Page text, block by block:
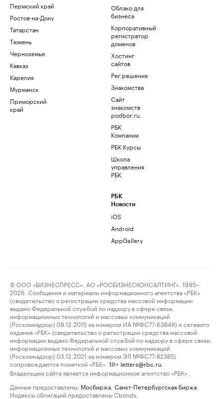
Пермский край
Ростов-на-Дону
Татарстан
Тюмень
Черноземье
Кавказ
Карелия
Мурманск
Приморский
край
Облако для
бизнеса
Корпоративный
регистратор
доменов
Хостинг
сайтов
Рег.решения
Знакомства
Сайт
знакомств
podbor.ru
РБК
Компании
РБК Курсы
Школа
управления
РБК
РБК
Новости
iOS
Android
AppGallery
© ООО «БИЗНЕСПРЕСС», АО «РОСБИЗНЕСКОНСАЛТИНГ», 1995–
2026. Сообщения и материалы информационного агентства «РБК»
(свидетельство о регистрации средства массовой информации
выдано Федеральной службой по надзору в сфере связи,
информационных технологий и массовых коммуникаций
(Роскомнадзор) 09.12.2015 за номером ИА №ФС77-63848) и сетевого
издания «РБК» (свидетельство о регистрации средства массовой
информации выдано Федеральной службой по надзору в сфере связи,
информационных технологий и массовых коммуникаций
(Роскомнадзор) 03.12.2021 за номером ЭЛ №ФС77-82385)
сопровождаются пометкой «РБК».
18+ letters@rbc.ru
Владельцем сайта является информационное агентство «РБК».
Данные предоставлены: Мосбиржа Санкт-Петербургская биржа
Индексы облигаций предоставлены Cbonds.